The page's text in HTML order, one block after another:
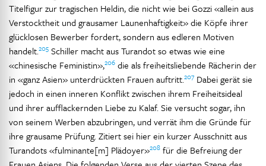
Titelfigur zur tragischen Heldin, die nicht wie bei Gozzi «allein aus
Verstocktheit und grausamer Launenhaftigkeit» die Köpfe ihrer
glücklosen Bewerber fordert, sondern aus edleren Motiven
handelt.205 Schiller macht aus Turandot so etwas wie eine
«chinesische Feministin»,206 die als freiheitsliebende Rächerin der
in «ganz Asien» unterdrückten Frauen auftritt.207 Dabei gerät sie
jedoch in einen inneren Konflikt zwischen ihrem Freiheitsideal
und ihrer aufflackernden Liebe zu Kalaf. Sie versucht sogar, ihn
von seinem Werben abzubringen, und verrät ihm die Gründe für
ihre grausame Prüfung. Zitiert sei hier ein kurzer Ausschnitt aus
Turandots «fulminante[m] Plädoyer»208 für die Befreiung der